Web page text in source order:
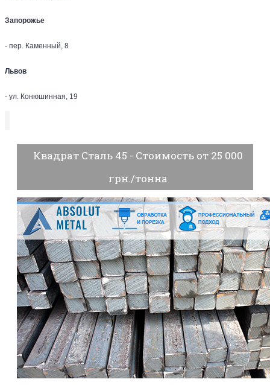
Запорожье
- пер. Каменный, 8
Львов
- ул. Конюшинная, 19
Квадрат Сталь 45 - Стоимость от 25 000
грн./тонна